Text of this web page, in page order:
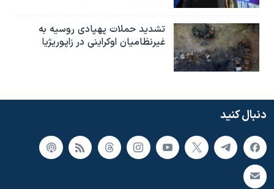
تشدید حملات پهپادی روسیه به
غیرنظامیان اوکراینی در زاپوریژیا
دنبال کنید